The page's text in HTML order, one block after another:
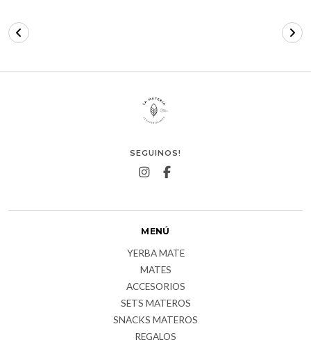
SEGUINOS!
MENÚ
YERBA MATE
MATES
ACCESORIOS
SETS MATEROS
SNACKS MATEROS
REGALOS